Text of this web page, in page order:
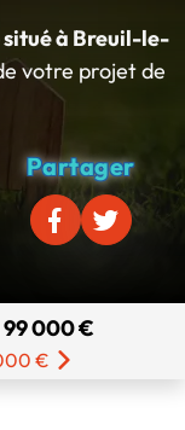
à Breuil-le-
votre projet de
Partager
99 000 €
€